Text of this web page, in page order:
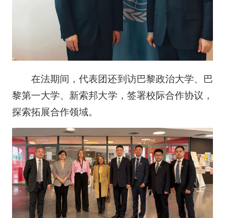
在法期间，代表团还到访巴黎政治大学、巴
黎第一大学、新索邦大学，签署校际合作协议，
探索拓展合作领域。